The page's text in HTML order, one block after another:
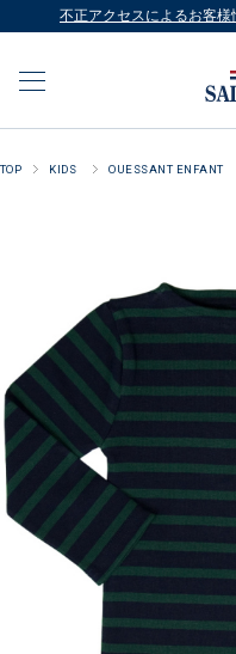
不正アクセスによるお客
TOP KIDS OUESSANT ENFANT